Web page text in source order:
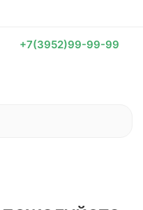
+7(3952)99-99-99